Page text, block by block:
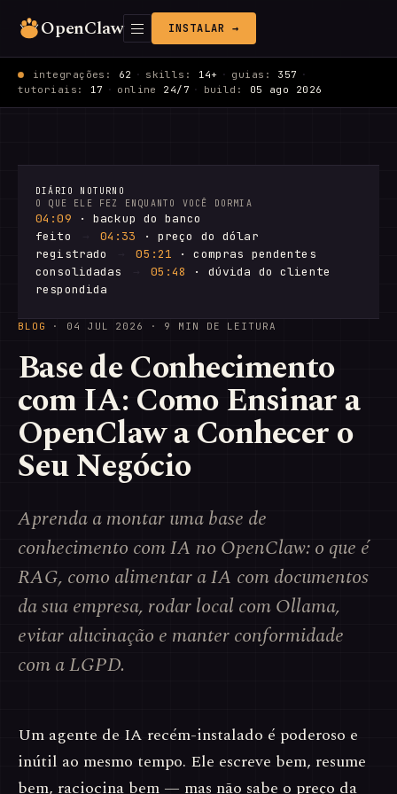
OpenClaw INSTALAR →
integrações: 62 · skills: 14+ · guias: 357 ·
tutoriais: 17 · online 24/7 · build: 05 ago 2026
DIÁRIO NOTURNO
O QUE ELE FEZ ENQUANTO VOCÊ DORMIA
04:09 · backup do banco
feito
04:33 · preço do dólar
registrado
05:21 · compras pendentes
consolidadas
05:48
· dúvida do cliente
respondida
BLOG · 04 JUL 2026 · 9 MIN DE LEITURA
Base de Conhecimento
com IA: Como Ensinar a
OpenClaw a Conhecer o
Seu Negócio
Aprenda a montar uma base de
conhecimento com IA no OpenClaw: o que é
RAG, como alimentar a IA com documentos
da sua empresa, rodar local com Ollama,
evitar alucinação e manter conformidade
com a LGPD.
Um agente de IA recém-instalado é poderoso e
inútil ao mesmo tempo. Ele escreve bem, resume
bem, raciocina bem — mas não sabe o preço da